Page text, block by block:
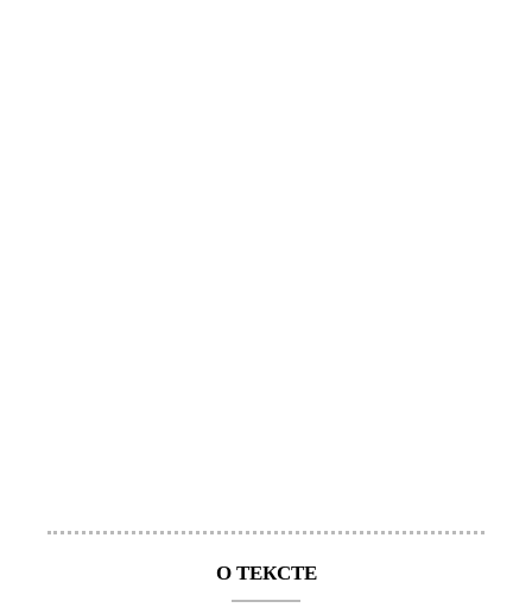
О ТЕКСТЕ